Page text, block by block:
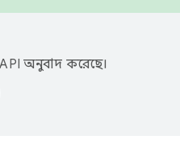
অনুবাদ করেছে।